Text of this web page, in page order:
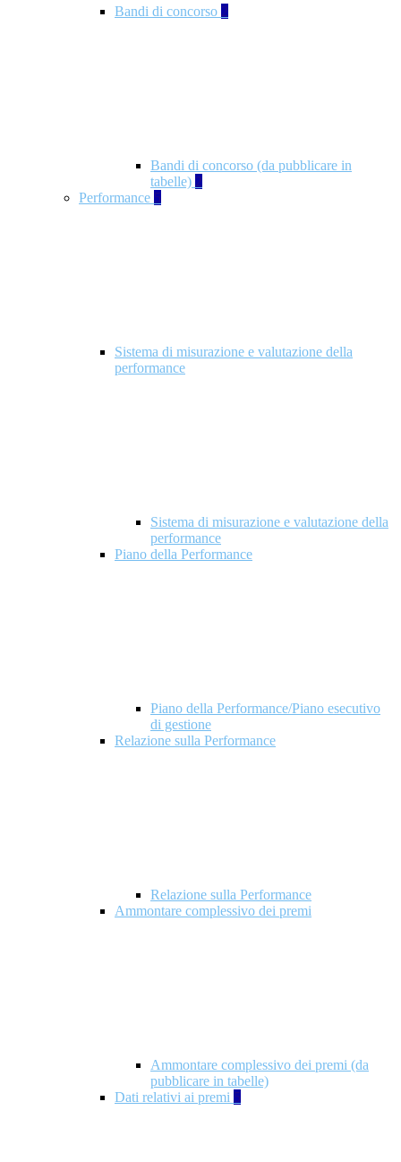
Bandi di concorso 2
Bandi di concorso (da pubblicare in
tabelle) 2
Performance 5
Sistema di misurazione e valutazione della
performance
Sistema di misurazione e valutazione della
performance
Piano della Performance
Piano della Performance/Piano esecutivo
di gestione
Relazione sulla Performance
Relazione sulla Performance
Ammontare complessivo dei premi
Ammontare complessivo dei premi (da
pubblicare in tabelle)
Dati relativi ai premi 5